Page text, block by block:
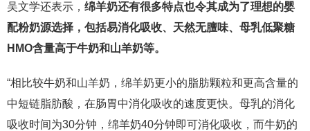
吴文学还表示， 绵羊奶还有很多特点也令其成为了理想的婴
配粉奶源选择，包括易消化吸收、天然无膻味、母乳低聚糖
HMO含量高于牛奶和山羊奶等。
“相比较牛奶和山羊奶，绵羊奶更小的脂肪颗粒和更高含量的
中短链脂肪酸，在肠胃中消化吸收的速度更快。母乳的消化
吸收时间为30分钟，绵羊奶40分钟即可消化吸收，而牛奶的